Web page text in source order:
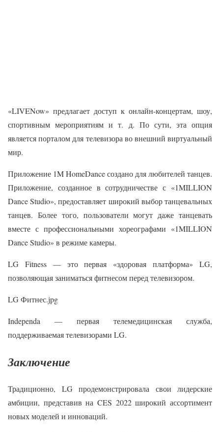
«LIVENow» предлагает доступ к онлайн-концертам, шоу,
спортивным мероприятиям и т. д. По сути, эта опция
является порталом для телевизора во внешний виртуальный
мир.
Приложение 1M HomeDance создано для любителей танцев.
Приложение, созданное в сотрудничестве с «1MILLION
Dance Studio», предоставляет широкий выбор танцевальных
танцев. Более того, пользователи могут даже танцевать
вместе с профессиональными хореографами «1MILLION
Dance Studio» в режиме камеры.
LG Fitness — это первая «здоровая платформа» LG,
позволяющая заниматься фитнесом перед телевизором.
LG Фитнес.jpg
Independa — первая телемедицинская служба,
поддерживаемая телевизорами LG.
Заключение
Традиционно, LG продемонстрировала свои лидерские
амбиции, представив на CES 2022 широкий ассортимент
новых моделей и инноваций.